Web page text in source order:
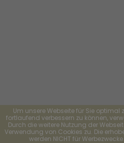
Um unsere Webseite für Sie optimal
fortlaufend verbessern zu können,
Durch die weitere Nutzung der
Verwendung von Cookies zu. Die
werden NICHT für